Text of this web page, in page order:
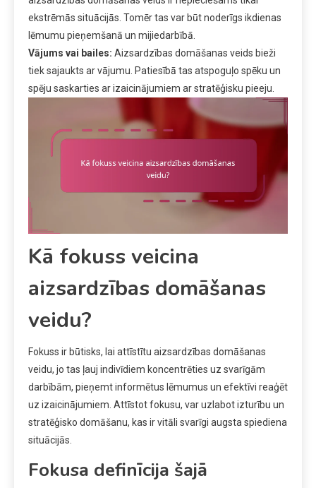
ekstrēmās situācijās. Tomēr tas var būt noderīgs ikdienas
lēmumu pieņemšanā un mijiedarbībā.
Vājums vai bailes: Aizsardzības domāšanas veids bieži
tiek sajaukts ar vājumu. Patiesībā tas atspoguļo spēku un
spēju saskarties ar izaicinājumiem ar stratēģisku pieeju.
Kā fokuss veicina
aizsardzības domāšanas
veidu?
Fokuss ir būtisks, lai attīstītu aizsardzības domāšanas
veidu, jo tas ļauj indivīdiem koncentrēties uz svarīgām
darbībām, pieņemt informētus lēmumus un efektīvi reaģēt
uz izaicinājumiem. Attīstot fokusu, var uzlabot izturību un
stratēģisko domāšanu, kas ir vitāli svarīgi augsta spiediena
situācijās.
Fokusa definīcija šajā